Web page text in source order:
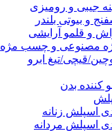
جیبی و رومیزی
و بیوتی بلندر
و قلمو آرایشی
مصنوعی و چسب مژه
قیچی/تیغ ابرو
کننده بدن
اسپلش زنانه
اسپلش مردانه